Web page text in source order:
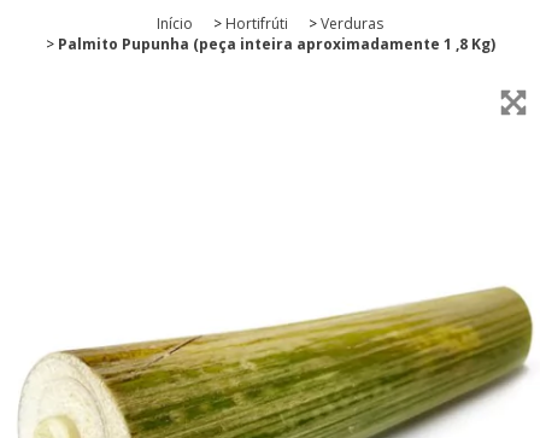
Início > Hortifrúti >Verduras
> Palmito Pupunha (peça inteira aproximadamente 1 ,8 Kg)